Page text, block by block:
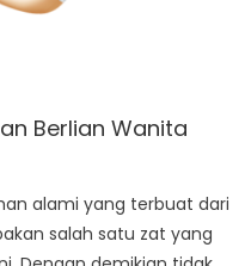
Berlian Wanita
alami yang terbuat dari
salah satu zat yang